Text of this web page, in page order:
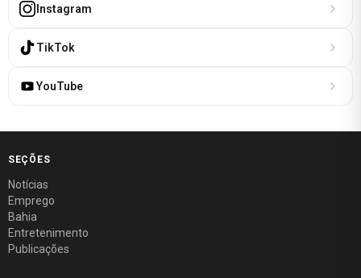
Instagram
TikTok
YouTube
SEÇÕES
Notícias
Emprego
Bahia
Entretenimento
Publicações